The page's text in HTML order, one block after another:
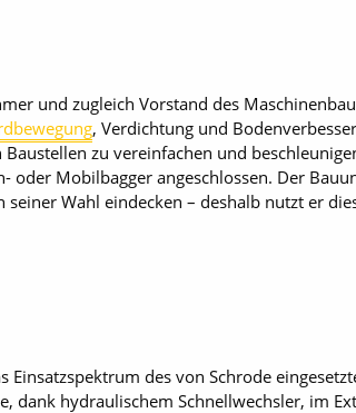
und zugleich Vorstand des
, Verdichtung und
zu vereinfachen und
oder Mobilbagger angeschlossen. Der
seiner Wahl eindecken – deshalb nutzt er
des von Schrode
dank hydraulischem Schnellwechsler, im